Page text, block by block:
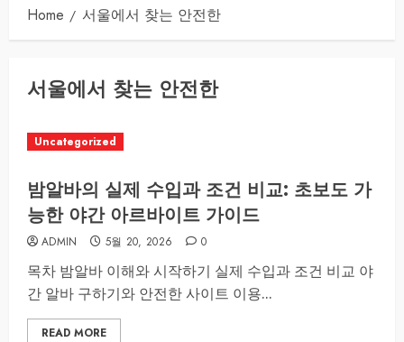
Home 서울에서 찾는 안전한
서울에서 찾는 안전한
Uncategorized
밤알바의 실제 수입과 조건 비교: 초보도 가
능한 야간 아르바이트 가이드
ADMIN 5월 20, 2026 0
목차 밤알바 이해와 시작하기 실제 수입과 조건 비교 야
간 알바 구하기와 안전한 사이트 이용...
READ MORE